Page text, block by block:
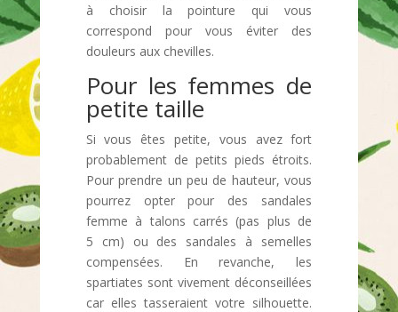
à choisir la pointure qui vous
correspond pour vous éviter des
douleurs aux chevilles.
Pour les femmes de
petite taille
Si vous êtes petite, vous avez fort
probablement de petits pieds étroits.
Pour prendre un peu de hauteur, vous
pourrez opter pour des sandales
femme à talons carrés (pas plus de
5 cm) ou des sandales à semelles
compensées. En revanche, les
spartiates sont vivement déconseillées
car elles tasseraient votre silhouette.